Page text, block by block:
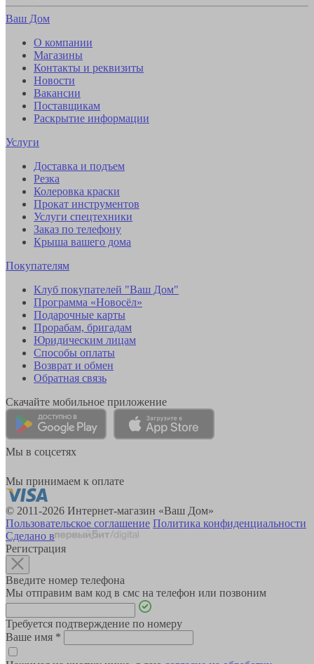
Ваш Дом
О компании
Магазины
Контакты и реквизиты
Новости
Вакансии
Поставщикам
Раскрытие информации
Услуги
Доставка и подъем
Резка
Колеровка краски
Прокат инструментов
Услуги спецтехники
Заказ по телефону
Крыша вашего дома
Покупателям
Клуб покупателей "Ваш Дом"
Программа «Новосёл»
Подарочные карты
Прорабам, бригадам
Юридическим лицам
Способы оплаты
Возврат и обмен
Обратная связь
Скачайте мобильное приложение
Мы в соцсетях
Мы принимаем к оплате
© 2011-2026 Интернет-магазин «Ваш Дом»
Пользовательское соглашение Политика конфиденциальности
Сделано в
Регистрация
Введите номер телефона
Мы отправим вам код в смс на телефон или позвоним
Требуется подтверждение по номеру
Ваше имя *